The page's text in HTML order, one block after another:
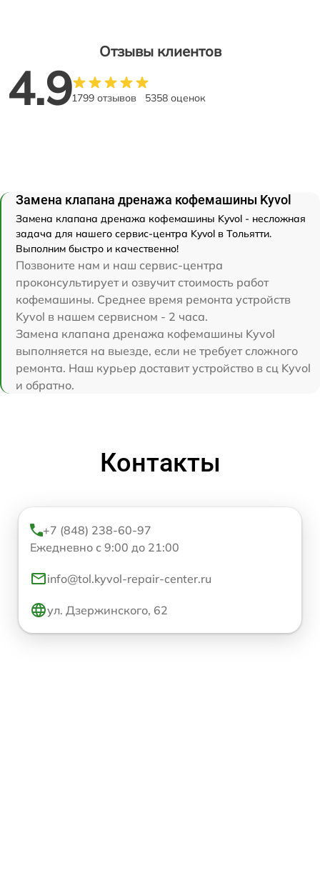
Отзывы клиентов
4.91799 отзывов 5358 оценок
Замена клапана дренажа кофемашины Kyvol
Замена клапана дренажа кофемашины Kyvol - несложная
задача для нашего сервис-центра Kyvol в Тольятти.
Выполним быстро и качественно!
Позвоните нам и наш сервис-центра
проконсультирует и озвучит стоимость работ
кофемашины. Среднее время ремонта устройств
Kyvol в нашем сервисном - 2 часа.
Замена клапана дренажа кофемашины Kyvol
выполняется на выезде, если не требует сложного
ремонта. Наш курьер доставит устройство в сц Kyvol
и обратно.
Контакты
+7 (848) 238-60-97
Ежедневно с 9:00 до 21:00
info@tol.kyvol-repair-center.ru
ул. Дзержинского, 62